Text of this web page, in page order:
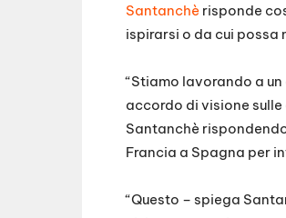
Santanchè risponde
ispirarsi o da cui possa
“Stiamo lavorando a
accordo di visione
Santanchè
Francia a Spagna per
“Questo – spiega